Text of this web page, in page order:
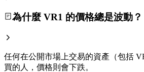
為什麼 VR1 的價格總是波動？
任何在公開市場上交易的資產（包括
買的人，價格則會下跌。